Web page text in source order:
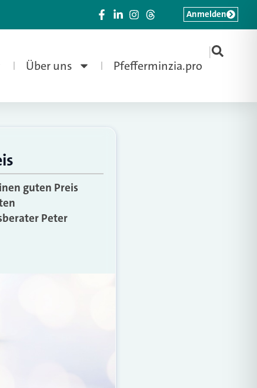
Über uns Pfefferminzia.pro
|
Anmelden
guten Preis
Peter